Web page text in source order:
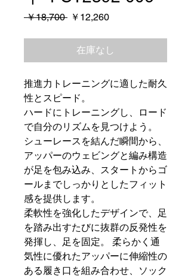
￥18,700 通
価
￥12,260セ
ル
価
在庫なし
推進力トレーニングに適した耐久
性とスピード。
ハードにトレーニングし、ロード
で自分のリズムを見つけよう。
シューレースを結んだ瞬間から、
アッパーのウェビングと編み構造
が足を包み込み、スタートからゴ
ールまでしっかりとしたフィット
感を提供します。
柔軟性を強化したデザインで、足
を踏み出すたびに抜群の反発性を
発揮し、足を固定。 柔らかく通
気性に優れたアッパーに伸縮性の
ある履き口を組み合わせ、ソック